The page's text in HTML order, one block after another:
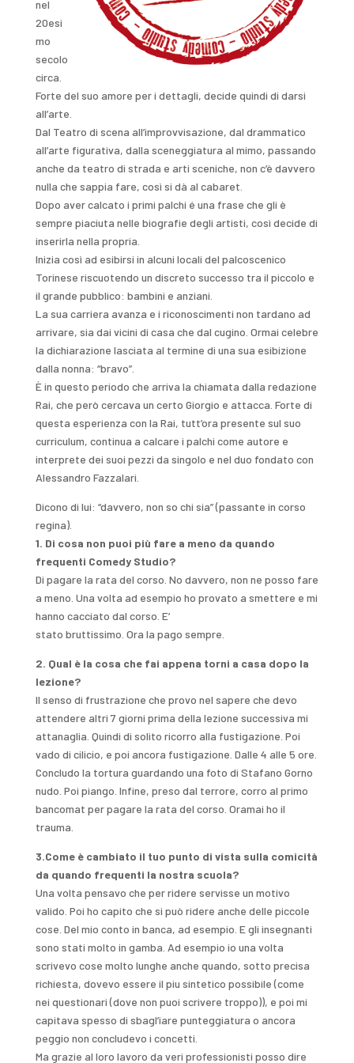
nel
20esi
mo
secolo
circa.
Forte del suo amore per i dettagli, decide quindi di darsi
all’arte.
Dal Teatro di scena all’improvvisazione, dal drammatico
all’arte figurativa, dalla sceneggiatura al mimo, passando
anche da teatro di strada e arti sceniche, non c’è davvero
nulla che sappia fare, così si dà al cabaret.
Dopo aver calcato i primi palchi é una frase che gli è
sempre piaciuta nelle biografie degli artisti, così decide di
inserirla nella propria.
Inizia così ad esibirsi in alcuni locali del palcoscenico
Torinese riscuotendo un discreto successo tra il piccolo e
il grande pubblico: bambini e anziani.
La sua carriera avanza e i riconoscimenti non tardano ad
arrivare, sia dai vicini di casa che dal cugino. Ormai celebre
la dichiarazione lasciata al termine di una sua esibizione
dalla nonna: “bravo”.
È in questo periodo che arriva la chiamata dalla redazione
Rai, che però cercava un certo Giorgio e attacca. Forte di
questa esperienza con la Rai, tutt’ora presente sul suo
curriculum, continua a calcare i palchi come autore e
interprete dei suoi pezzi da singolo e nel duo fondato con
Alessandro Fazzalari.
Dicono di lui: “davvero, non so chi sia” (passante in corso
regina).
1. Di cosa non puoi più fare a meno da quando
frequenti Comedy Studio?
Di pagare la rata del corso. No davvero, non ne posso fare
a meno. Una volta ad esempio ho provato a smettere e mi
hanno cacciato dal corso. E’
stato bruttissimo. Ora la pago sempre.
2. Qual è la cosa che fai appena torni a casa dopo la
lezione?
Il senso di frustrazione che provo nel sapere che devo
attendere altri 7 giorni prima della lezione successiva mi
attanaglia. Quindi di solito ricorro alla fustigazione. Poi
vado di cilicio, e poi ancora fustigazione. Dalle 4 alle 5 ore.
Concludo la tortura guardando una foto di Stafano Gorno
nudo. Poi piango. Infine, preso dal terrore, corro al primo
bancomat per pagare la rata del corso. Oramai ho il
trauma.
3.Come è cambiato il tuo punto di vista sulla comicità
da quando frequenti la nostra scuola?
Una volta pensavo che per ridere servisse un motivo
valido. Poi ho capito che si può ridere anche delle piccole
cose. Del mio conto in banca, ad esempio. E gli insegnanti
sono stati molto in gamba. Ad esempio io una volta
scrivevo cose molto lunghe anche quando, sotto precisa
richiesta, dovevo essere il piu sintetico possibile (come
nei questionari (dove non puoi scrivere troppo)), e poi mi
capitava spesso di sbagl’iare punteggiatura o ancora
peggio non concludevo i concetti.
Ma grazie al loro lavoro da veri professionisti posso dire